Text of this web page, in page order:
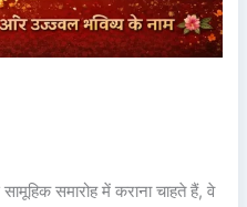
सामूहिक समारोह में कराना चाहते हैं, वे